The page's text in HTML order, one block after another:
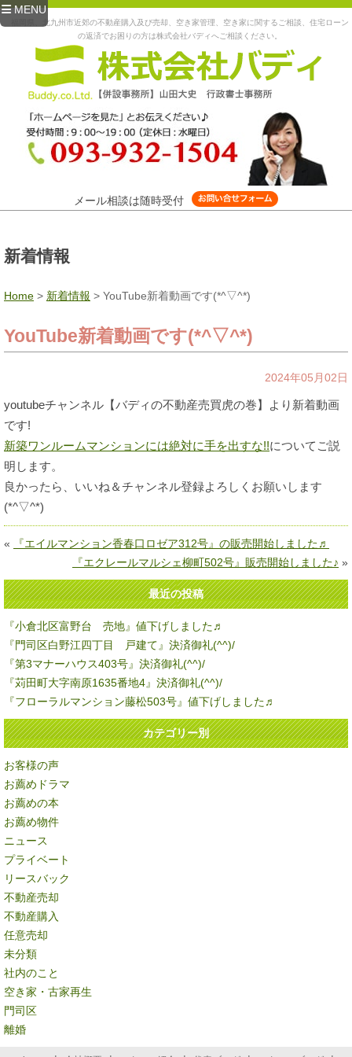
MENU
福岡県、北九州市近郊の不動産購入及び売却、空き家管理、空き家に関するご相談、住宅ローン
の返済でお困りの方は株式会社バディへご相談ください。
メール相談は随時受付
新着情報
Home > 新着情報 > YouTube新着動画です(*^▽^*)
YouTube新着動画です(*^▽^*)
2024年05月02日
youtubeチャンネル【バディの不動産売買虎の巻】より新着動画
です!
新築ワンルームマンションには絶対に手を出すな!!についてご説
明します。
良かったら、いいね＆チャンネル登録よろしくお願いします
(*^▽^*)
«
『エイルマンション香春口ロゼア312号』の販売開始しました♬
『エクレールマルシェ柳町502号』販売開始しました♪ »
最近の投稿
『小倉北区富野台 売地』値下げしました♬
『門司区白野江四丁目 戸建て』決済御礼(^^)/
『第3マナーハウス403号』決済御礼(^^)/
『苅田町大字南原1635番地4』決済御礼(^^)/
『フローラルマンション藤松503号』値下げしました♬
カテゴリー別
お客様の声
お薦めドラマ
お薦めの本
お薦め物件
ニュース
プライベート
リースバック
不動産売却
不動産購入
任意売却
未分類
社内のこと
空き家・古家再生
門司区
離婚